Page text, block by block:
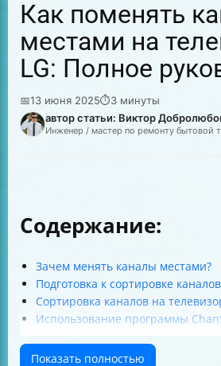
Как поменять
местами на
LG: Полное
📅13 июня 2025⏱3 минуты
автор статьи: Виктор
Инженер / мастер по ремонту бытовой
Содержание:
Зачем менять каналы местами?
Подготовка к сортировке каналов
Сортировка каналов на
Использование программы
Заключение
Показать полностью